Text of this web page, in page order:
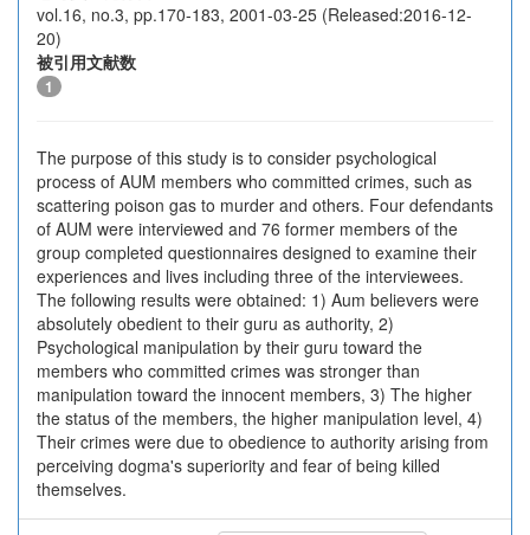
vol.16, no.3, pp.170-183, 2001-03-25 (Released:2016-12-
20)
被引用文献数
1
The purpose of this study is to consider psychological
process of AUM members who committed crimes, such as
scattering poison gas to murder and others. Four defendants
of AUM were interviewed and 76 former members of the
group completed questionnaires designed to examine their
experiences and lives including three of the interviewees.
The following results were obtained: 1) Aum believers were
absolutely obedient to their guru as authority, 2)
Psychological manipulation by their guru toward the
members who committed crimes was stronger than
manipulation toward the innocent members, 3) The higher
the status of the members, the higher manipulation level, 4)
Their crimes were due to obedience to authority arising from
perceiving dogma's superiority and fear of being killed
themselves.